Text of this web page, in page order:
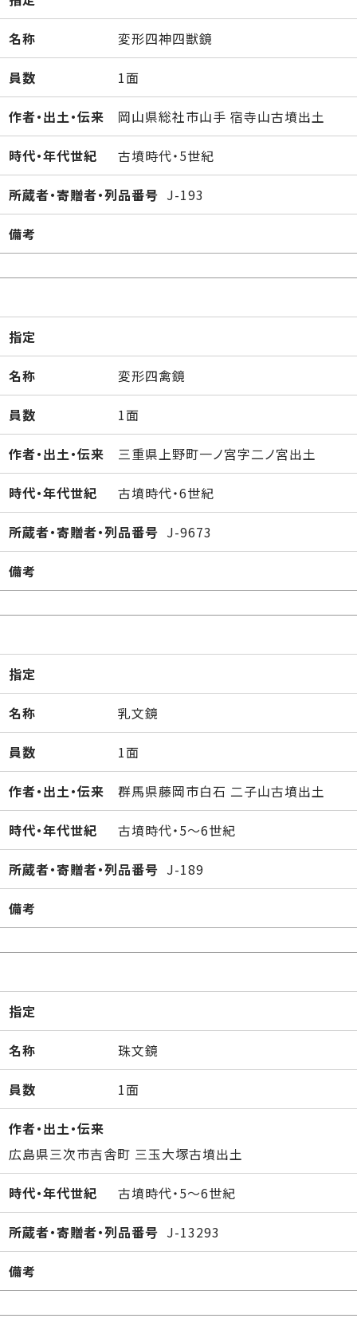
名称 変形四神四獣鏡
員数 1面
作者・出土・伝来 岡山県総社市山手 宿寺山古墳出土
時代・年代世紀 古墳時代・5世紀
所蔵者・寄贈者・列品番号 J-193
備考
指定
名称 変形四禽鏡
員数 1面
作者・出土・伝来 三重県上野町一ノ宮字二ノ宮出土
時代・年代世紀 古墳時代・6世紀
所蔵者・寄贈者・列品番号 J-9673
備考
指定
名称 乳文鏡
員数 1面
作者・出土・伝来 群馬県藤岡市白石 二子山古墳出土
時代・年代世紀 古墳時代・5～6世紀
所蔵者・寄贈者・列品番号 J-189
備考
指定
名称 珠文鏡
員数 1面
作者・出土・伝来
広島県三次市吉舎町 三玉大塚古墳出土
時代・年代世紀 古墳時代・5～6世紀
所蔵者・寄贈者・列品番号 J-13293
備考